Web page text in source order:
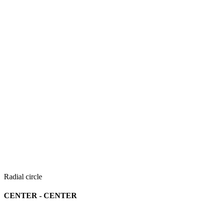
Radial circle
CENTER - CENTER